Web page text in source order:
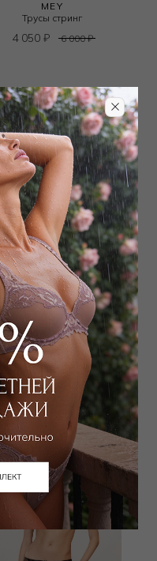
MEY
Трусы стринг
4 050 ₽ 6 000₽
Трусы слип
4 050₽
₽
+ 1 цвет